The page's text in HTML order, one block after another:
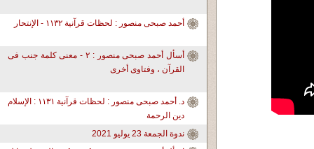
أحمد صبحى منصور : لحظات قرآنية ١١٣٢ - الإنتحار
أسأل أحمد صبحى منصور : ٢ - معنى كلمة جنب فى
القرآن ، وفتاوى أخرى
د. أحمد صبحى منصور : لحظات قرآنية ١١٣١ : الإسلام
دين الرحمة
ندوة الجمعة 23 يوليو 2021